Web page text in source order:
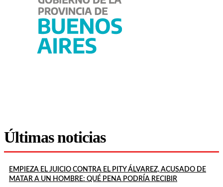
Últimas noticias
EMPIEZA EL JUICIO CONTRA EL PITY ÁLVAREZ, ACUSADO DE
MATAR A UN HOMBRE: QUÉ PENA PODRÍA RECIBIR